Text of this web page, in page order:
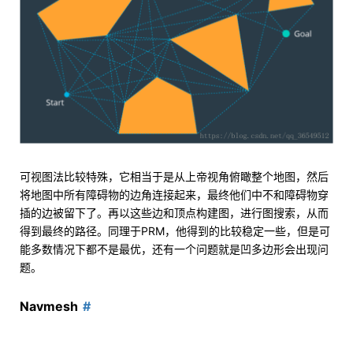
可视图法比较特殊，它相当于是从上帝视角俯瞰整个地图，然后
将地图中所有障碍物的边角连接起来，最终他们中不和障碍物穿
插的边被留下了。再以这些边和顶点构建图，进行图搜索，从而
得到最终的路径。同理于PRM，他得到的比较稳定一些，但是可
能多数情况下都不是最优，还有一个问题就是凹多边形会出现问
题。
Navmesh